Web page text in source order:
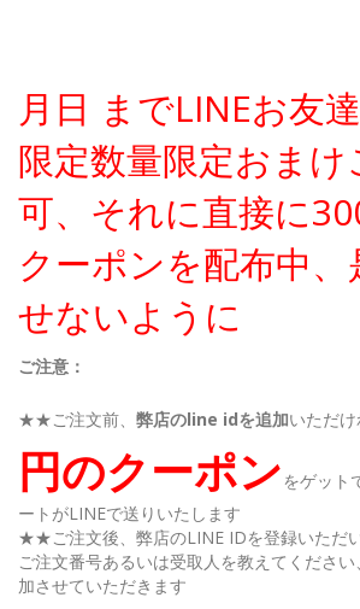
月日 までLINEお友
限定数量限定おまけ
可、それに直接に
クーポンを配布中、
せないように
ご注意：
★★ご注文前、 弊店のline idを追加いただ
円のクーポンをゲット
ートがLINEで送りいたします
★★ご注文後、弊店のLINE IDを登録いただ
ご注文番号あるいは受取人を教えてくださ
加させていただきます